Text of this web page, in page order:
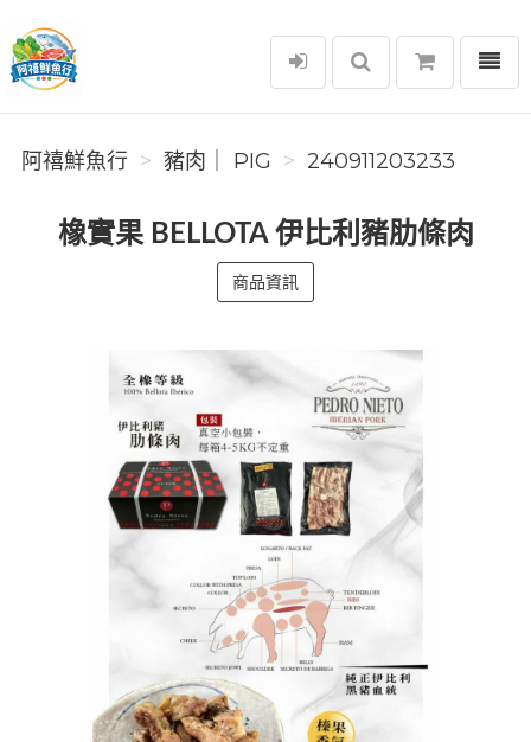
阿禧鮮魚行
選單
阿禧鮮魚行 豬肉｜ PIG 240911203233
橡實果 BELLOTA 伊比利豬肋條肉
商品資訊